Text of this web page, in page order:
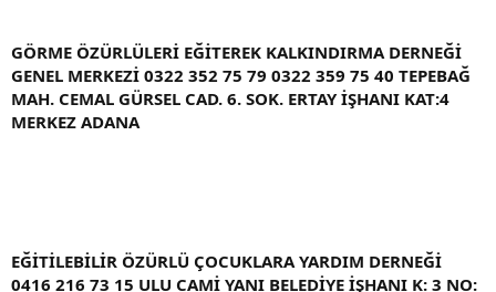
GÖRME ÖZÜRLÜLERİ EĞİTEREK KALKINDIRMA DERNEĞİ
GENEL MERKEZİ 0322 352 75 79 0322 359 75 40 TEPEBAĞ
MAH. CEMAL GÜRSEL CAD. 6. SOK. ERTAY İŞHANI KAT:4
MERKEZ ADANA
EĞİTİLEBİLİR ÖZÜRLÜ ÇOCUKLARA YARDIM DERNEĞİ
0416 216 73 15 ULU CAMİ YANI BELEDİYE İŞHANI K: 3 NO: